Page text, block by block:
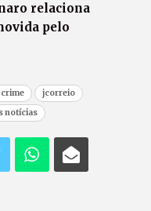
relaciona
pelo
crime
jcorreio
notícias